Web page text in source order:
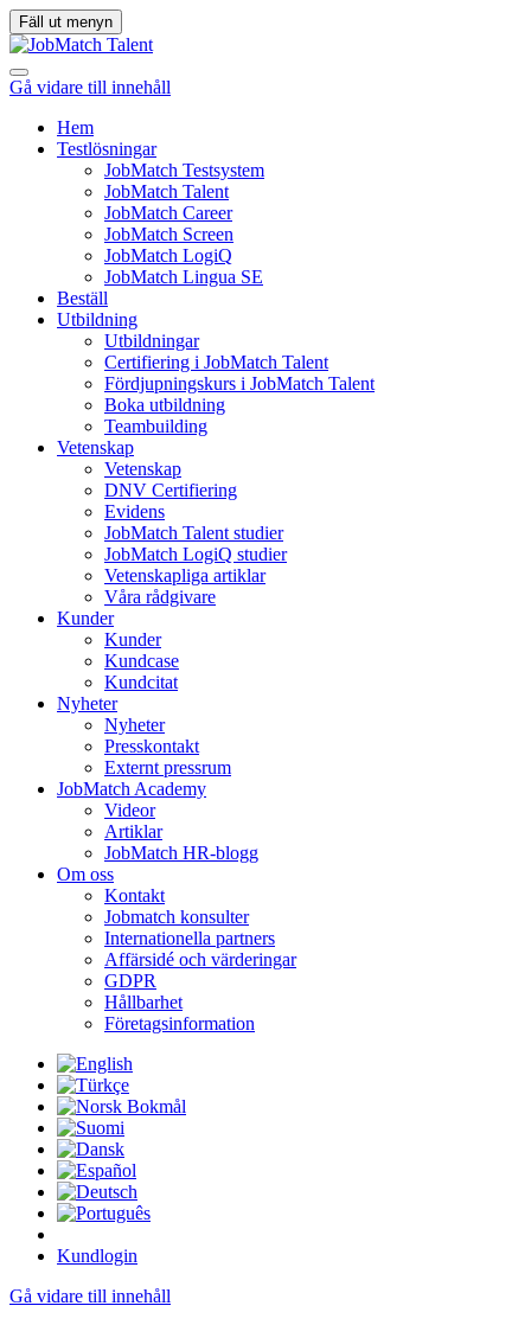
Fäll ut menyn
Gå vidare till innehåll
Hem
Testlösningar
JobMatch Testsystem
JobMatch Talent
JobMatch Career
JobMatch Screen
JobMatch LogiQ
JobMatch Lingua SE
Beställ
Utbildning
Utbildningar
Certifiering i JobMatch Talent
Fördjupningskurs i JobMatch Talent
Boka utbildning
Teambuilding
Vetenskap
Vetenskap
DNV Certifiering
Evidens
JobMatch Talent studier
JobMatch LogiQ studier
Vetenskapliga artiklar
Våra rådgivare
Kunder
Kunder
Kundcase
Kundcitat
Nyheter
Nyheter
Presskontakt
Externt pressrum
JobMatch Academy
Videor
Artiklar
JobMatch HR-blogg
Om oss
Kontakt
Jobmatch konsulter
Internationella partners
Affärsidé och värderingar
GDPR
Hållbarhet
Företagsinformation
Kundlogin
Gå vidare till innehåll